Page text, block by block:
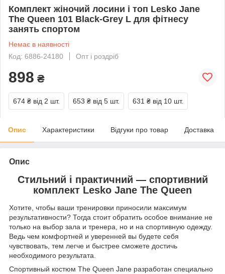
Комплект жіночий лосини і топ Lesko Jane
The Queen 101 Black-Grey L для фітнесу
занять спортом
Немає в наявності
Код: 6886-24180
Опт і роздріб
898 ₴
674 ₴ від 2 шт. 653 ₴ від 5 шт. 631 ₴ від 10 шт.
Опис Характеристики Відгуки про товар Доставка
Опис
Стильний і практичний — спортивний
комплект Lesko Jane The Queen
Хотите, чтобы ваши тренировки приносили максимум
результативности? Тогда стоит обратить особое внимание не
только на выбор зала и тренера, но и на спортивную одежду.
Ведь чем комфортней и уверенней вы будете себя
чувствовать, тем легче и быстрее сможете достичь
необходимого результата.
Спортивный костюм The Queen Jane разработан специально